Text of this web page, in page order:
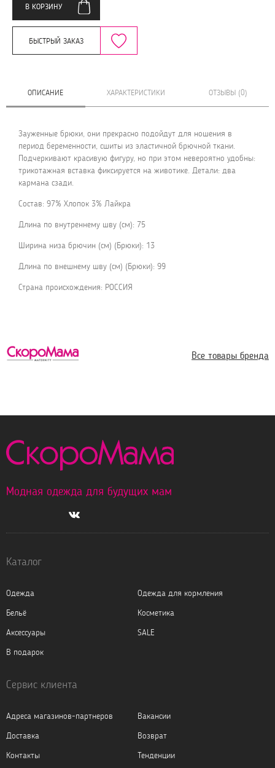
В КОРЗИНУ
БЫСТРЫЙ ЗАКАЗ
ОПИСАНИЕ ХАРАКТЕРИСТИКИ ОТЗЫВЫ (0)
Зауженные брюки, они прекрасно подойдут для ношения в
период беременности, сшиты из эластичной брючной ткани.
Подчеркивают красивую фигуру, но при этом невероятно удобны:
трикотажная вставка фиксируется на животике. Детали: два
кармана сзади.
Состав: 97% Хлопок 3% Лайкра
Длина по внутреннему шву (см): 75
Ширина низа брючин (см) (Брюки): 13
Длина по внешнему шву (см) (Брюки): 99
Страна происхождения: РОССИЯ
Все товары бренда
Модная одежда для будущих мам
Каталог
Одежда
Одежда для кормления
Бельё
Косметика
Аксессуары
SALE
В подарок
Сервис клиента
Адреса магазинов-партнеров
Вакансии
Доставка
Возврат
Контакты
Тенденции